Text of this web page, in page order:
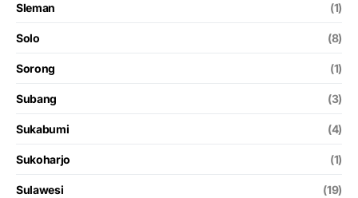
Sleman (1)
Solo (8)
Sorong (1)
Subang (3)
Sukabumi (4)
Sukoharjo (1)
Sulawesi (19)